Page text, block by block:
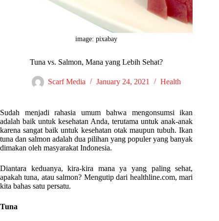
image: pixabay
Tuna vs. Salmon, Mana yang Lebih Sehat?
Scarf Media January 24, 2021 Health
Sudah menjadi rahasia umum bahwa mengonsumsi ikan
adalah baik untuk kesehatan Anda, terutama untuk anak-anak
karena sangat baik untuk kesehatan otak maupun tubuh. Ikan
tuna dan salmon adalah dua pilihan yang populer yang banyak
dimakan oleh masyarakat Indonesia.
Diantara keduanya, kira-kira mana ya yang paling sehat,
apakah tuna, atau salmon? Mengutip dari healthline.com, mari
kita bahas satu persatu.
Tuna